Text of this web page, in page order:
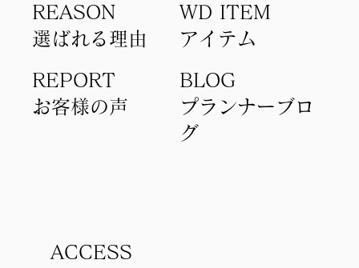
ACCESS
​プランナーブロ
グ
BLOG
REPORT
​お客様の声
アイテム​
WD ITEM
選ばれる理由
REASON